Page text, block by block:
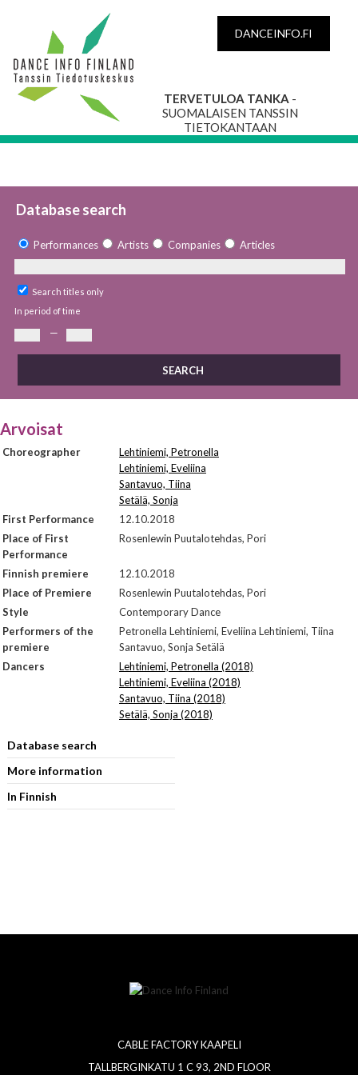
DANCEINFO.FI
TERVETULOA TANKA -
SUOMALAISEN TANSSIN
TIETOKANTAAN
Database search
Performances Artists Companies Articles
Search titles only
In period of time
—
Arvoisat
Choreographer
Lehtiniemi, Petronella
Lehtiniemi, Eveliina
Santavuo, Tiina
Setälä, Sonja
First Performance
12.10.2018
Place of First
Performance
Rosenlewin Puutalotehdas, Pori
Finnish premiere
12.10.2018
Place of Premiere
Rosenlewin Puutalotehdas, Pori
Style
Contemporary Dance
Performers of the
premiere
Petronella Lehtiniemi, Eveliina Lehtiniemi, Tiina
Santavuo, Sonja Setälä
Dancers
Lehtiniemi, Petronella (2018)
Lehtiniemi, Eveliina (2018)
Santavuo, Tiina (2018)
Setälä, Sonja (2018)
Database search
More information
In Finnish
CABLE FACTORY KAAPELI
TALLBERGINKATU 1 C 93, 2ND FLOOR